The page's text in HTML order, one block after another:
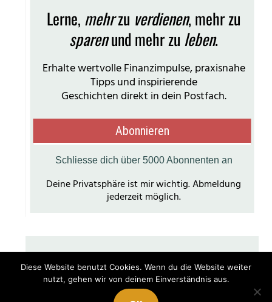
Diese Website benutzt Cookies. Wenn du die Website weiter
nutzt, gehen wir von deinem Einverständnis aus.